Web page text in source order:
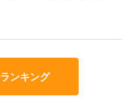
ンキング